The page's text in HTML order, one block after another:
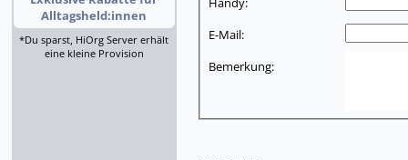
Alltagsheld:innen
*Du sparst, HiOrg Server erhält
eine kleine Provision
E-Mail:
Bemerkung: